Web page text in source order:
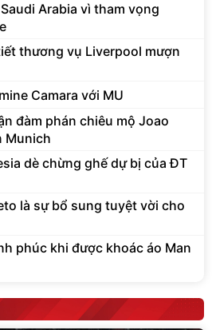
Arabia vì tham vọng
thương vụ Liverpool mượn
Camara với MU
đàm phán chiêu mộ Joao
Munich
dè chừng ghế dự bị của ĐT
là sự bổ sung tuyệt vời cho
phúc khi được khoác áo Man